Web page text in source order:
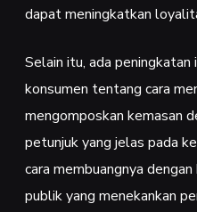
dapat meningkatkan
Selain itu, ada
konsumen tentang cara
mengomposkan kemasan
petunjuk yang jelas pada
cara membuangnya
publik yang menekankan